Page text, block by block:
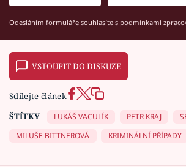
Odesláním formuláře souhlasíte s podmínkami
VSTOUPIT DO DISKUZE
Sdílejte článek
ŠTÍTKY
LUKÁŠ VACULÍK PETR KRAJ
MILUŠE BITTNEROVÁ
KRIMINÁLNÍ PŘÍPADY